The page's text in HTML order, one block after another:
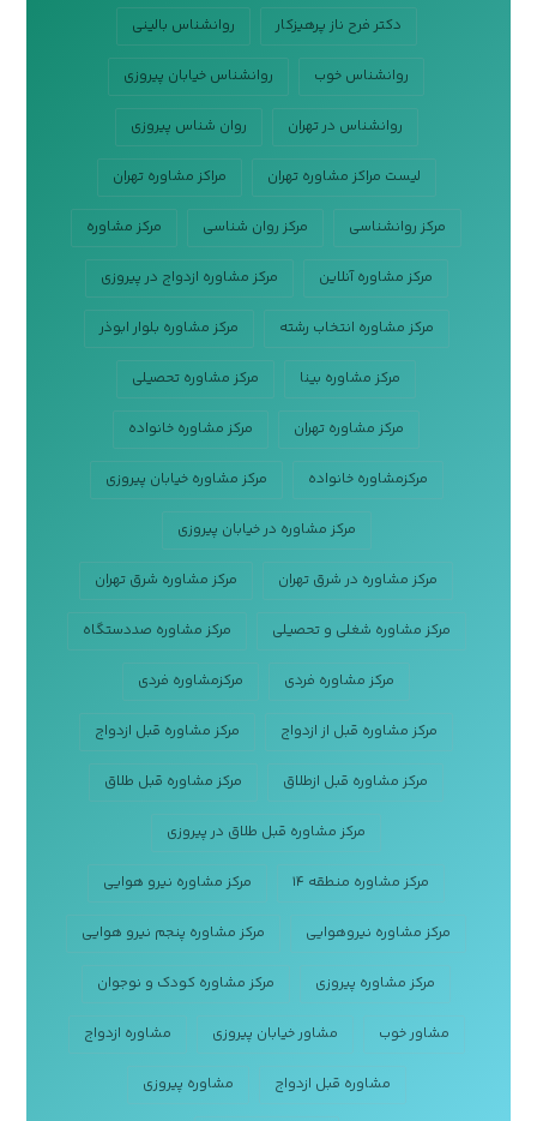
دکتر فرح ناز پرهیزکار روانشناس بالینی
روانشناس خوب روانشناس خیابان پیروزی
روانشناس در تهران روان شناس پیروزی
لیست مراکز مشاوره تهران مراکز مشاوره تهران
مرکز روانشناسی مرکز روان شناسی مرکز مشاوره
مرکز مشاوره آنلاین مرکز مشاوره ازدواج در پیروزی
مرکز مشاوره انتخاب رشته مرکز مشاوره بلوار ابوذر
مرکز مشاوره بینا مرکز مشاوره تحصیلی
مرکز مشاوره تهران مرکز مشاوره خانواده
مرکزمشاوره خانواده مرکز مشاوره خیابان پیروزی
مرکز مشاوره در خیابان پیروزی
مرکز مشاوره در شرق تهران مرکز مشاوره شرق تهران
مرکز مشاوره شغلی و تحصیلی مرکز مشاوره صددستگاه
مرکز مشاوره فردی مرکزمشاوره فردی
مرکز مشاوره قبل از ازدواج مرکز مشاوره قبل ازدواج
مرکز مشاوره قبل ازطلاق مرکز مشاوره قبل طلاق
مرکز مشاوره قبل طلاق در پیروزی
مرکز مشاوره منطقه ۱۴ مرکز مشاوره نیرو هوایی
مرکز مشاوره نیروهوایی مرکز مشاوره پنجم نیرو هوایی
مرکز مشاوره پیروزی مرکز مشاوره کودک و نوجوان
مشاور خوب مشاور خیابان پیروزی مشاوره ازدواج
مشاوره قبل ازدواج مشاوره پیروزی